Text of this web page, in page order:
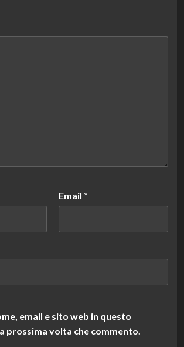
Email *
email e sito web in questo
prossima volta che commento.